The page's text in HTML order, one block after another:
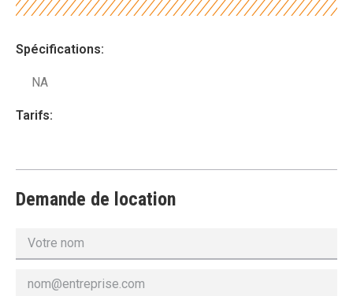
Spécifications:
NA
Tarifs:
Demande de location